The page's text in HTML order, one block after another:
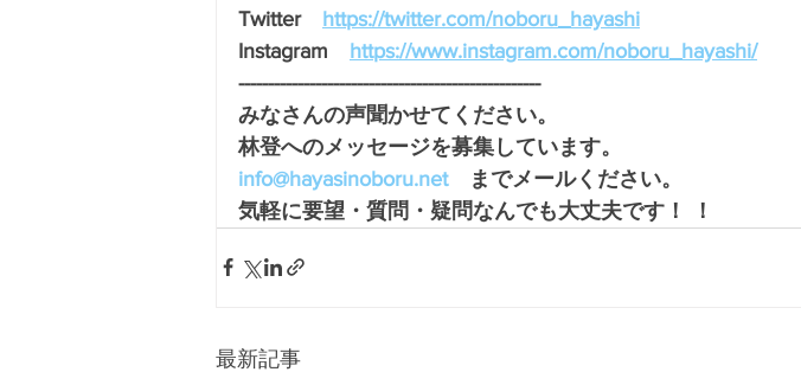
Twitter https://twitter.com/noboru_hayashi
Instagram https://www.instagram.com/noboru_hayashi/
---------------------------------------------------
みなさんの声聞かせてください。
林登へのメッセージを募集しています。
info@hayasinoboru.net までメールください。
気軽に要望・質問・疑問なんでも大丈夫です！ ！
最新記事